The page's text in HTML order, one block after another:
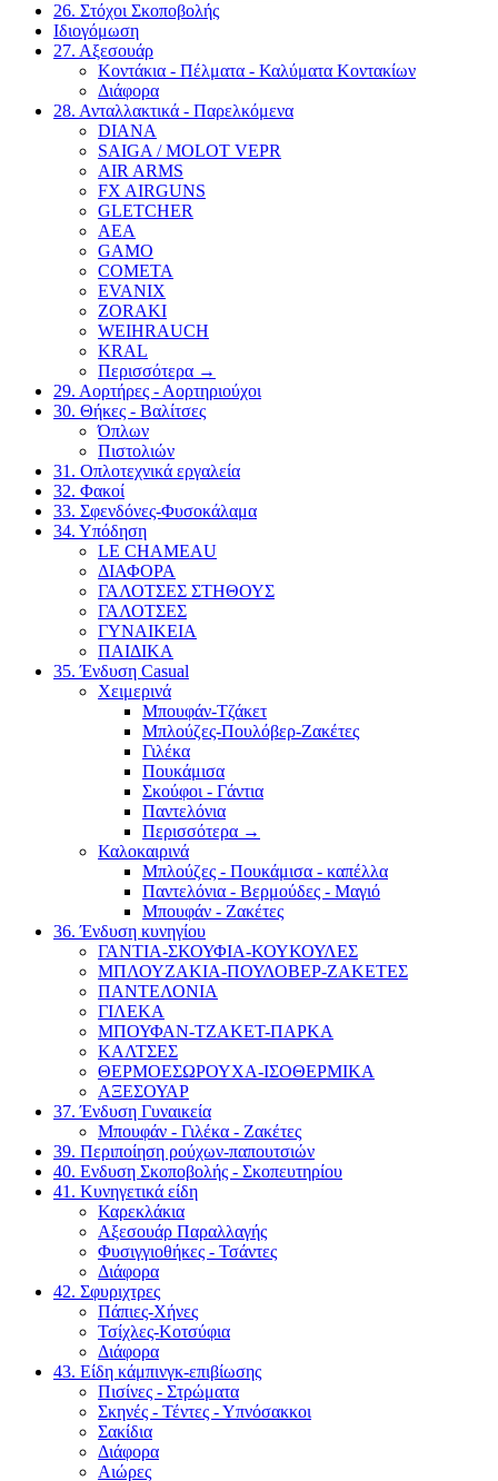
26. Στόχοι Σκοποβολής
Ιδιογόμωση
27. Αξεσουάρ
Κοντάκια - Πέλματα - Καλύματα Κοντακίων
Διάφορα
28. Ανταλλακτικά - Παρελκόμενα
DIANA
SAIGA / MOLOT VEPR
AIR ARMS
FX AIRGUNS
GLETCHER
AEA
GAMO
COMETA
EVANIX
ZORAKI
WEIHRAUCH
KRAL
Περισσότερα →
29. Αορτήρες - Αορτηριούχοι
30. Θήκες - Βαλίτσες
Όπλων
Πιστολιών
31. Οπλοτεχνικά εργαλεία
32. Φακοί
33. Σφενδόνες-Φυσοκάλαμα
34. Υπόδηση
LE CHAMEAU
ΔΙΑΦΟΡΑ
ΓΑΛΟΤΣΕΣ ΣΤΗΘΟΥΣ
ΓΑΛΟΤΣΕΣ
ΓΥΝΑΙΚΕΙΑ
ΠΑΙΔΙΚΑ
35. Ένδυση Casual
Χειμερινά
Μπουφάν-Τζάκετ
Μπλούζες-Πουλόβερ-Ζακέτες
Γιλέκα
Πουκάμισα
Σκούφοι - Γάντια
Παντελόνια
Περισσότερα →
Καλοκαιρινά
Μπλούζες - Πουκάμισα - καπέλλα
Παντελόνια - Βερμούδες - Μαγιό
Μπουφάν - Ζακέτες
36. Ένδυση κυνηγίου
ΓΑΝΤΙΑ-ΣΚΟΥΦΙΑ-ΚΟΥΚΟΥΛΕΣ
ΜΠΛΟΥΖΑΚΙΑ-ΠΟΥΛΟΒΕΡ-ΖΑΚΕΤΕΣ
ΠΑΝΤΕΛΟΝΙΑ
ΓΙΛΕΚΑ
ΜΠΟΥΦΑΝ-ΤΖΑΚΕΤ-ΠΑΡΚΑ
ΚΑΛΤΣΕΣ
ΘΕΡΜΟΕΣΩΡΟΥΧΑ-ΙΣΟΘΕΡΜΙΚΑ
ΑΞΕΣΟΥΑΡ
37. Ένδυση Γυναικεία
Μπουφάν - Γιλέκα - Ζακέτες
39. Περιποίηση ρούχων-παπουτσιών
40. Ενδυση Σκοποβολής - Σκοπευτηρίου
41. Κυνηγετικά είδη
Καρεκλάκια
Αξεσουάρ Παραλλαγής
Φυσιγγιοθήκες - Τσάντες
Διάφορα
42. Σφυριχτρες
Πάπιες-Χήνες
Τσίχλες-Κοτσύφια
Διάφορα
43. Είδη κάμπινγκ-επιβίωσης
Πισίνες - Στρώματα
Σκηνές - Τέντες - Υπνόσακκοι
Σακίδια
Διάφορα
Αιώρες